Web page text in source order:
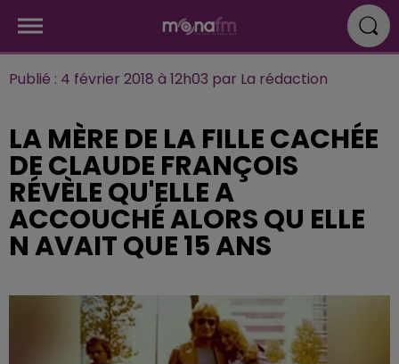
Publié : 4 février 2018 à 12h03 par La rédaction
LA MÈRE DE LA FILLE CACHÉE
DE CLAUDE FRANÇOIS
RÉVÈLE QU'ELLE A
ACCOUCHÉ ALORS QU ELLE
N AVAIT QUE 15 ANS